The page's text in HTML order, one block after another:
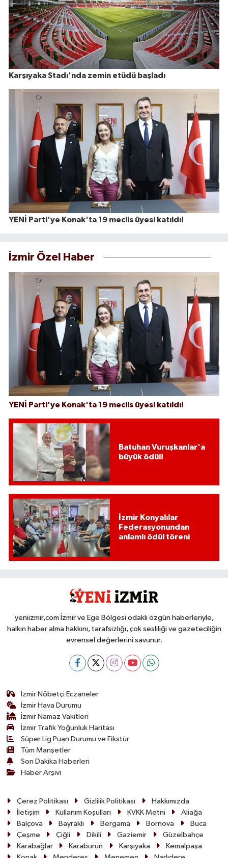
Karşıyaka Stadı'nda zemin etüdü başladı
YENİ Parti'ye Konak'ta 19 meclis üyesi katıldı!
İzmir Özel Haber
YENİ Parti'ye Konak'ta 19 meclis üyesi katıldı!
Batuhan Vuruşkanlar'a
büyük ödül!
İzmir Konyalılar
Federasyonundan
anlamlı ödül töreni
yeniizmir,com İzmir ve Ege Bölgesi odaklı özgün haberleriyle,
halkın haber alma hakkını, tarafsızlığı, çok sesliliği ve gazeteciliğin
evrensel değerlerini savunur.
İzmir Nöbetçi Eczaneler
İzmir Hava Durumu
İzmir Namaz Vakitleri
İzmir Trafik Yoğunluk Haritası
Süper Lig Puan Durumu ve Fikstür
Tüm Manşetler
Son Dakika Haberleri
Haber Arşivi
Çerez Politikası Gizlilik Politikası
Hakkımızda
İletişim
Kullanım Koşulları KVKK Metni
Aliağa
Balçova
Bayraklı Bergama Bornova
Buca
Çeşme
Çiğli Dikili Gaziemir
Güzelbahçe
Karabağlar
Karaburun Karşıyaka
Kemalpaşa